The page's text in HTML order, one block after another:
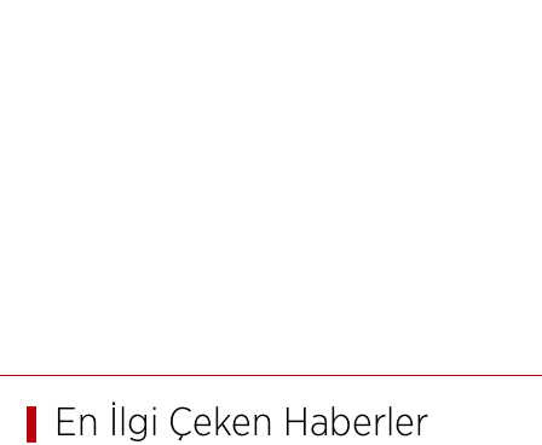
En İlgi Çeken Haberler